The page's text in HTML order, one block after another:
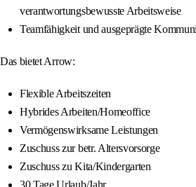
verantwortungsbewusste Arbeitsweise
Teamfähigkeit und ausgeprägte
Das bietet Arrow:
Flexible Arbeitszeiten
Hybrides Arbeiten/Homeoffice
Vermögenswirksame Leistungen
Zuschuss zur betr. Altersvorsorge
Zuschuss zu Kita/Kindergarten